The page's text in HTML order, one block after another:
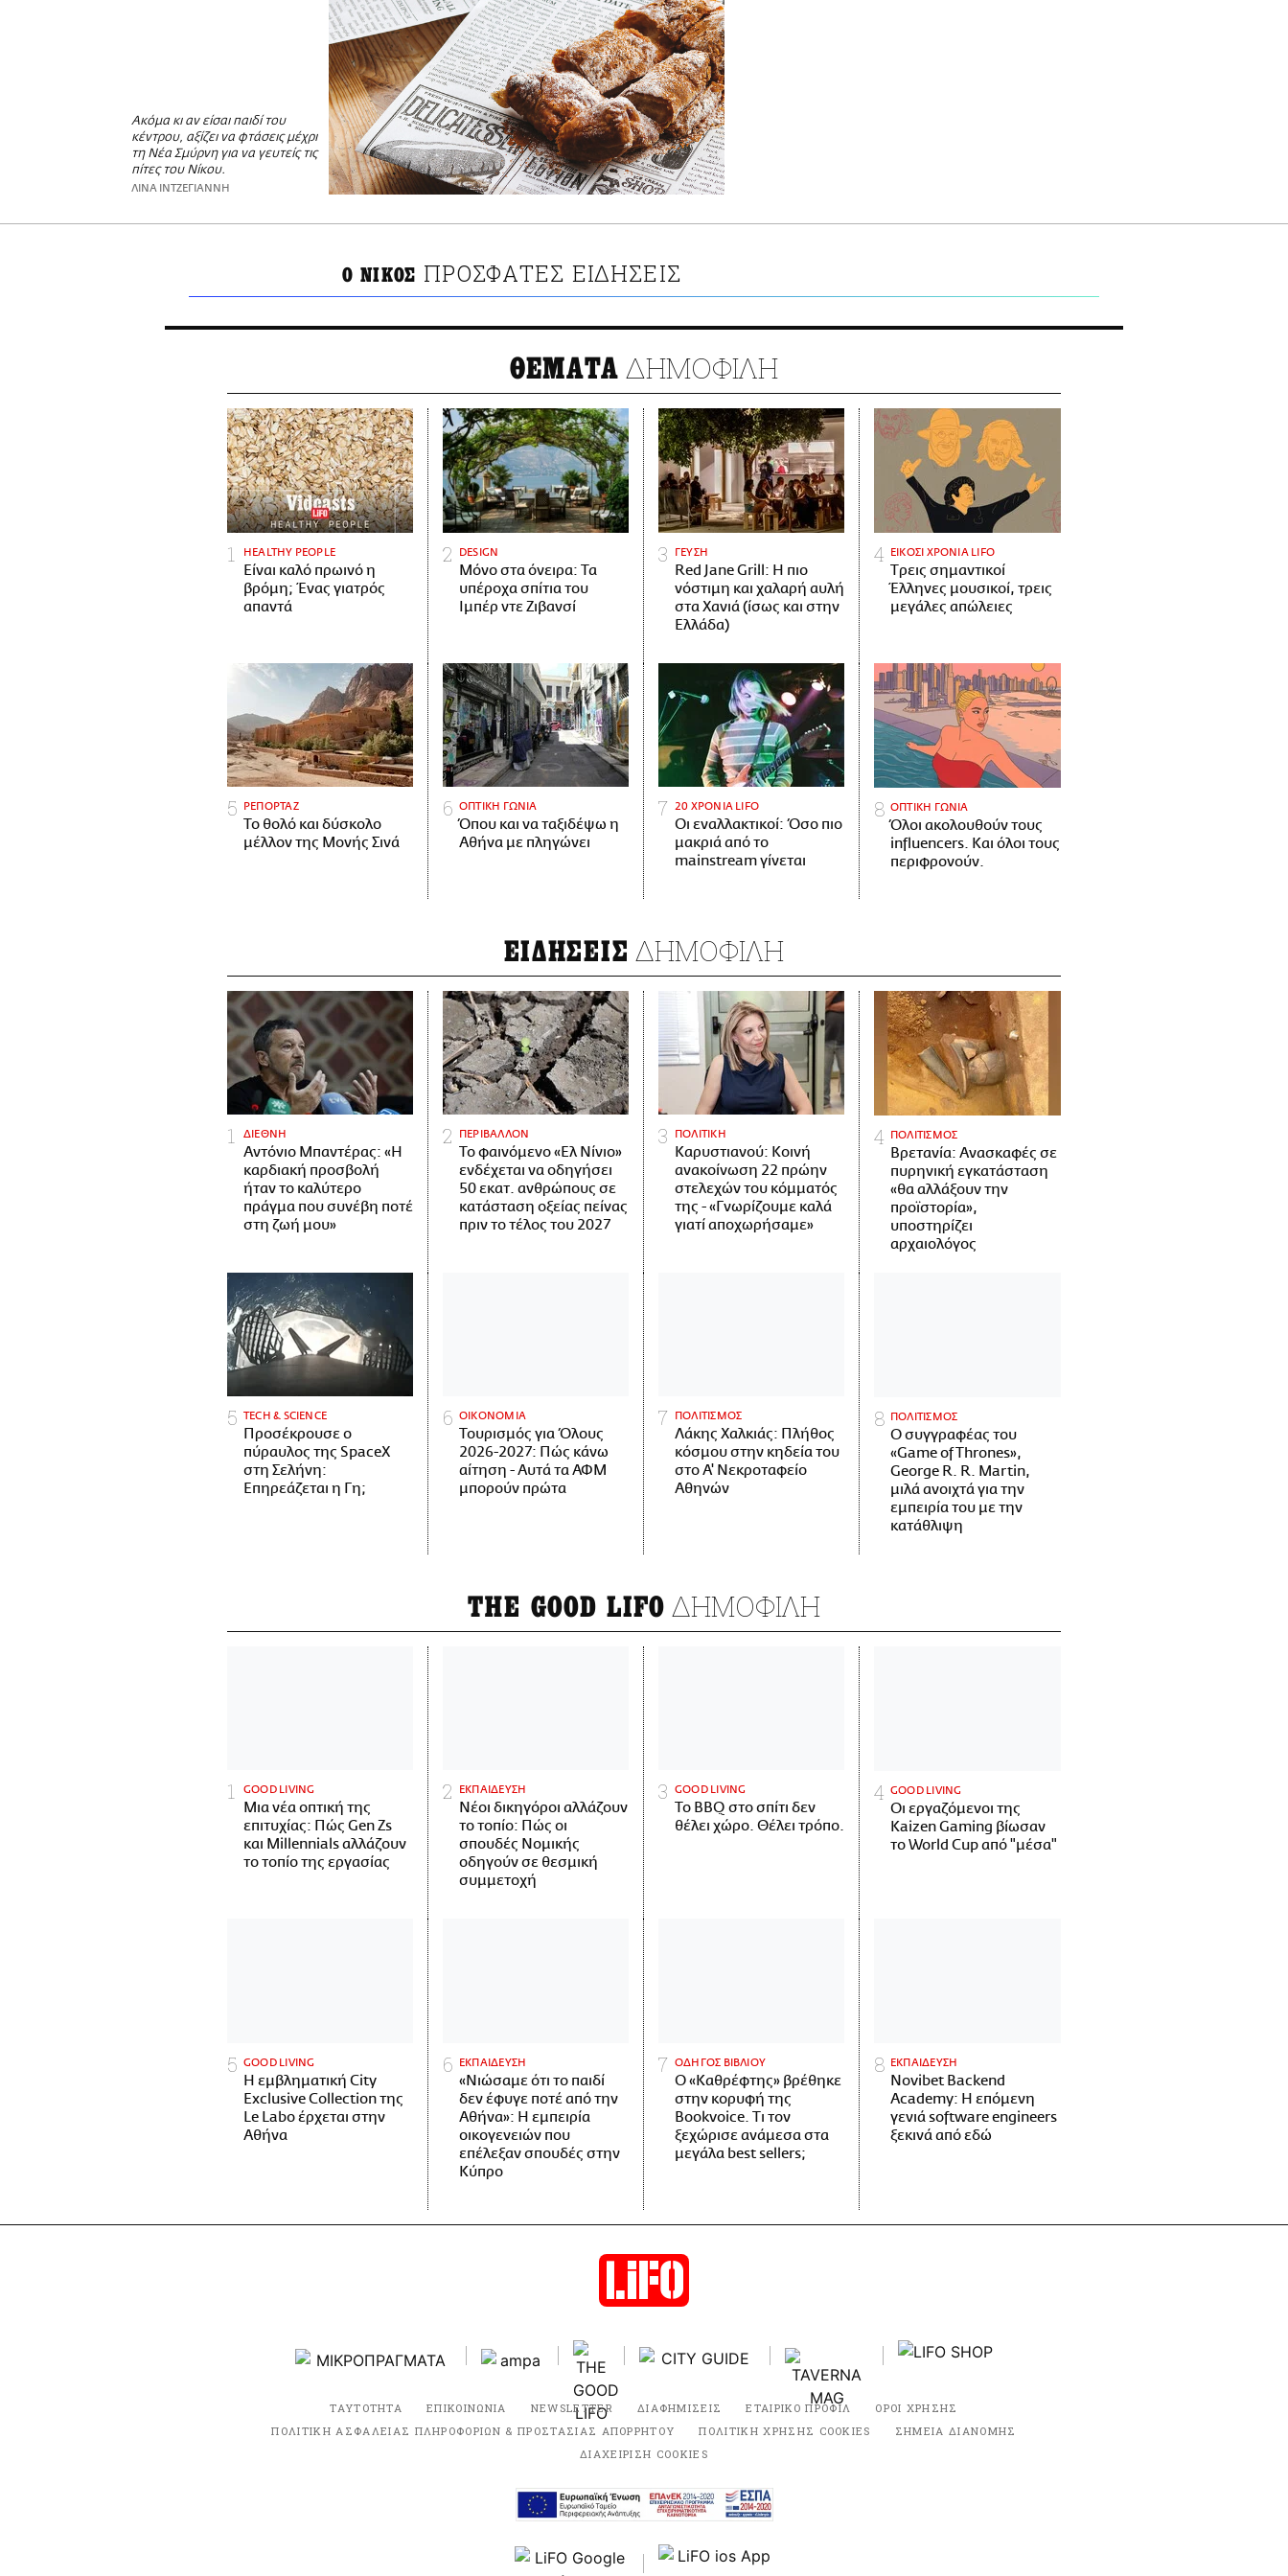
Ακόμα κι αν είσαι παιδί του
κέντρου, αξίζει να φτάσεις μέχρι
τη Νέα Σμύρνη για να γευτείς τις
πίτες του Νίκου.
ΛΙΝΑ ΙΝΤΖΕΓΙΑΝΝΗ
Ο ΝΙΚΟΣ ΠΡΟΣΦΑΤΕΣ ΕΙΔΗΣΕΙΣ
ΘΕΜΑΤΑ ΔΗΜΟΦΙΛΗ
HEALTHY PEOPLE
Είναι καλό πρωινό η
βρόμη; Ένας γιατρός
απαντά
DESIGN
Μόνο στα όνειρα: Τα
υπέροχα σπίτια του
Ιμπέρ ντε Ζιβανσί
ΓΕΥΣΗ
Red Jane Grill: Η πιο
νόστιμη και χαλαρή αυλή
στα Χανιά (ίσως και στην
Ελλάδα)
ΕΙΚΟΣΙ ΧΡΟΝΙΑ LIFO
Tρεις σημαντικοί
Έλληνες μουσικοί, τρεις
μεγάλες απώλειες
ΡΕΠΟΡΤΑΖ
Το θολό και δύσκολο
μέλλον της Μονής Σινά
ΟΠΤΙΚΗ ΓΩΝΙΑ
Όπου και να ταξιδέψω η
Αθήνα με πληγώνει
20 ΧΡΟΝΙΑ LIFO
Οι εναλλακτικοί: Όσο πιο
μακριά από το
mainstream γίνεται
ΟΠΤΙΚΗ ΓΩΝΙΑ
Όλοι ακολουθούν τους
influencers. Και όλοι τους
περιφρονούν.
ΕΙΔΗΣΕΙΣ ΔΗΜΟΦΙΛΗ
ΔΙΕΘΝΗ
Αντόνιο Μπαντέρας: «Η
καρδιακή προσβολή
ήταν το καλύτερο
πράγμα που συνέβη ποτέ
στη ζωή μου»
ΠΕΡΙΒΑΛΛΟΝ
Το φαινόμενο «Ελ Νίνιο»
ενδέχεται να οδηγήσει
50 εκατ. ανθρώπους σε
κατάσταση οξείας πείνας
πριν το τέλος του 2027
ΠΟΛΙΤΙΚΗ
Καρυστιανού: Κοινή
ανακοίνωση 22 πρώην
στελεχών του κόμματός
της - «Γνωρίζουμε καλά
γιατί αποχωρήσαμε»
ΠΟΛΙΤΙΣΜΟΣ
Βρετανία: Ανασκαφές σε
πυρηνική εγκατάσταση
«θα αλλάξουν την
προϊστορία»,
υποστηρίζει
αρχαιολόγος
ΤECH & SCIENCE
Προσέκρουσε ο
πύραυλος της SpaceX
στη Σελήνη:
Επηρεάζεται η Γη;
ΟΙΚΟΝΟΜΙΑ
Τουρισμός για Όλους
2026-2027: Πώς κάνω
αίτηση - Αυτά τα ΑΦΜ
μπορούν πρώτα
ΠΟΛΙΤΙΣΜΟΣ
Λάκης Χαλκιάς: Πλήθος
κόσμου στην κηδεία του
στο Α' Νεκροταφείο
Αθηνών
ΠΟΛΙΤΙΣΜΟΣ
Ο συγγραφέας του
«Game of Thrones»,
George R. R. Martin,
μιλά ανοιχτά για την
εμπειρία του με την
κατάθλιψη
THE GOOD LIFO ΔΗΜΟΦΙΛΗ
GOOD LIVING
Μια νέα οπτική της
επιτυχίας: Πώς Gen Zs
και Millennials αλλάζουν
το τοπίο της εργασίας
ΕΚΠΑΙΔΕΥΣΗ
Νέοι δικηγόροι αλλάζουν
το τοπίο: Πώς οι
σπουδές Νομικής
οδηγούν σε θεσμική
συμμετοχή
GOOD LIVING
Το BBQ στο σπίτι δεν
θέλει χώρο. Θέλει τρόπο.
GOOD LIVING
Οι εργαζόμενοι της
Kaizen Gaming βίωσαν
το World Cup από "μέσα"
GOOD LIVING
Η εμβληματική City
Exclusive Collection της
Le Labo έρχεται στην
Αθήνα
ΕΚΠΑΙΔΕΥΣΗ
«Νιώσαμε ότι το παιδί
δεν έφυγε ποτέ από την
Αθήνα»: Η εμπειρία
οικογενειών που
επέλεξαν σπουδές στην
Κύπρο
ΟΔΗΓΟΣ ΒΙΒΛΙΟΥ
Ο «Καθρέφτης» βρέθηκε
στην κορυφή της
Bookvoice. Τι τον
ξεχώρισε ανάμεσα στα
μεγάλα best sellers;
ΕΚΠΑΙΔΕΥΣΗ
Novibet Backend
Academy: Η επόμενη
γενιά software engineers
ξεκινά από εδώ
ΤΑΥΤΟΤΗΤΑ ΕΠΙΚΟΙΝΩΝΙΑ NEWSLETTER ΔΙΑΦΗΜΙΣΕΙΣ ΕΤΑΙΡΙΚΟ ΠΡΟΦΙΛ
ΟΡΟΙ ΧΡΗΣΗΣ
ΠΟΛΙΤΙΚΗ ΑΣΦΑΛΕΙΑΣ ΠΛΗΡΟΦΟΡΙΩΝ & ΠΡΟΣΤΑΣΙΑΣ ΑΠΟΡΡΗΤΟΥ
ΠΟΛΙΤΙΚΗ ΧΡΗΣΗΣ COOKIES
ΣΗΜΕΙΑ ΔΙΑΝΟΜΗΣ
ΔΙΑΧΕΙΡΙΣΗ COOKIES